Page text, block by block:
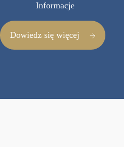
Informacje
Dowiedz się więcej